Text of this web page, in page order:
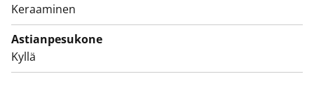
Etelään pihalle suuntautuvalla lasitetulla parvekkeella
on kiva istuskella kesästä nauttien. Asunnon toisella
puolella on puistonäkymät.
Keraaminen
Astianpesukone
Kyllä